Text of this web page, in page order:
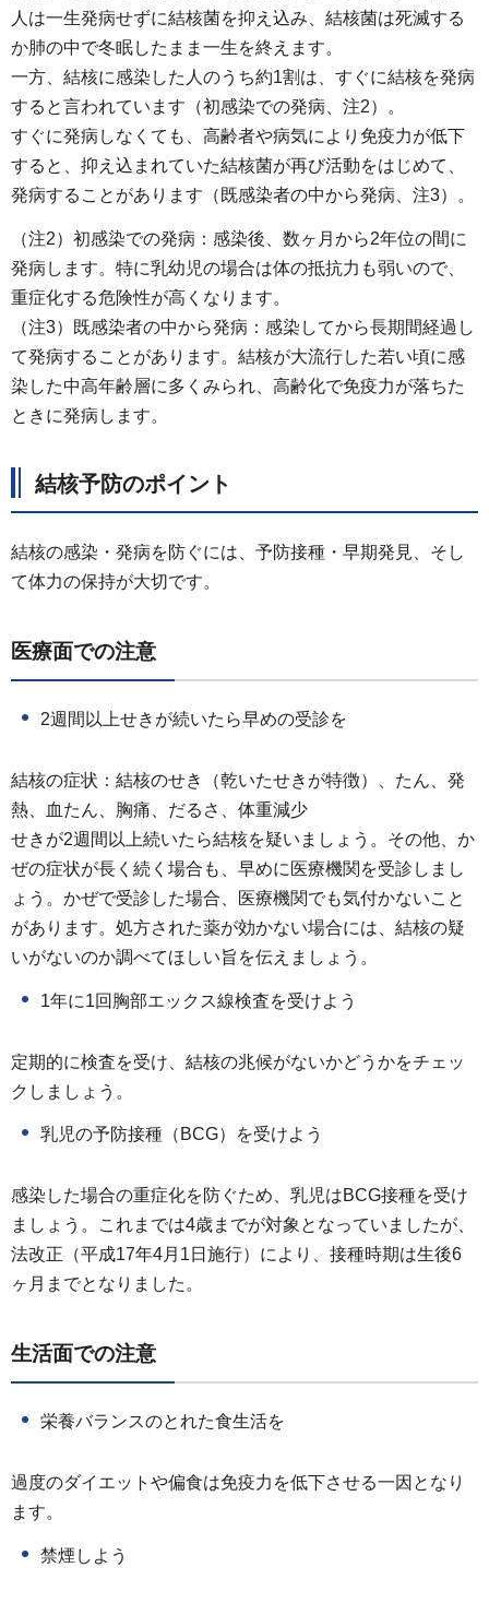
人は一生発病せずに結核菌を抑え込み、結核菌は死滅する
か肺の中で冬眠したまま一生を終えます。
一方、結核に感染した人のうち約1割は、すぐに結核を発病
すると言われています（初感染での発病、注2）。
すぐに発病しなくても、高齢者や病気により免疫力が低下
すると、抑え込まれていた結核菌が再び活動をはじめて、
発病することがあります（既感染者の中から発病、注3）。
（注2）初感染での発病：感染後、数ヶ月から2年位の間に
発病します。特に乳幼児の場合は体の抵抗力も弱いので、
重症化する危険性が高くなります。
（注3）既感染者の中から発病：感染してから長期間経過し
て発病することがあります。結核が大流行した若い頃に感
染した中高年齢層に多くみられ、高齢化で免疫力が落ちた
ときに発病します。
結核予防のポイント
結核の感染・発病を防ぐには、予防接種・早期発見、そし
て体力の保持が大切です。
医療面での注意
2週間以上せきが続いたら早めの受診を
結核の症状：結核のせき（乾いたせきが特徴）、たん、発
熱、血たん、胸痛、だるさ、体重減少
せきが2週間以上続いたら結核を疑いましょう。その他、か
ぜの症状が長く続く場合も、早めに医療機関を受診しまし
ょう。かぜで受診した場合、医療機関でも気付かないこと
があります。処方された薬が効かない場合には、結核の疑
いがないのか調べてほしい旨を伝えましょう。
1年に1回胸部エックス線検査を受けよう
定期的に検査を受け、結核の兆候がないかどうかをチェッ
クしましょう。
乳児の予防接種（BCG）を受けよう
感染した場合の重症化を防ぐため、乳児はBCG接種を受け
ましょう。これまでは4歳までが対象となっていましたが、
法改正（平成17年4月1日施行）により、接種時期は生後6
ヶ月までとなりました。
生活面での注意
栄養バランスのとれた食生活を
過度のダイエットや偏食は免疫力を低下させる一因となり
ます。
禁煙しよう